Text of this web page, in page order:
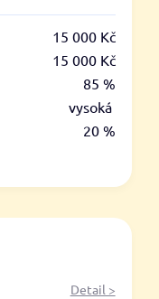
15 000 Kč
15 000 Kč
85 %
vysoká
20 %
Detail >